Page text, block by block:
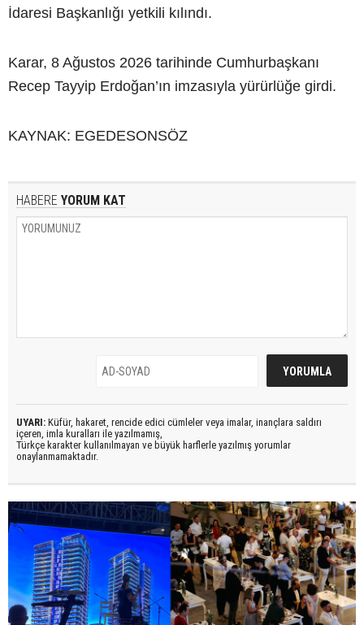
İdaresi Başkanlığı yetkili kılındı.
Karar, 8 Ağustos 2026 tarihinde Cumhurbaşkanı
Recep Tayyip Erdoğan’ın imzasıyla yürürlüğe girdi.
KAYNAK: EGEDESONSÖZ
HABERE YORUM KAT
UYARI: Küfür, hakaret, rencide edici cümleler veya imalar, inançlara saldırı
içeren, imla kuralları ile yazılmamış,
Türkçe karakter kullanılmayan ve büyük harflerle yazılmış yorumlar
onaylanmamaktadır.